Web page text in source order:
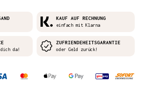
KAUF AUF RECHNUNG
einfach mit Klarna
da!
ZUFRIENDEHEITSGARANTIE
oder Geld zurück!